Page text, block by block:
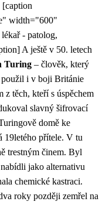
[caption
width="600"
- patolog,
A ještě v 50. letech
Turing – člověk, který
použil i v boji Británie
těch, kteří s úspěchem
slavný šifrovací
domě ke
19letého přítele. V tu
trestným činem. Byl
jako alternativu
chemické kastraci.
roky později zemřel na